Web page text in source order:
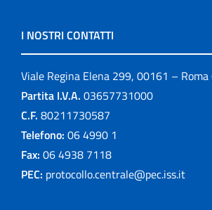
I NOSTRI CONTATTI
Viale Regina Elena 299, 00161 – Roma
Partita I.V.A. 03657731000
C.F. 80211730587
Telefono: 06 4990 1
Fax: 06 4938 7118
PEC: protocollo.centrale@pec.iss.it